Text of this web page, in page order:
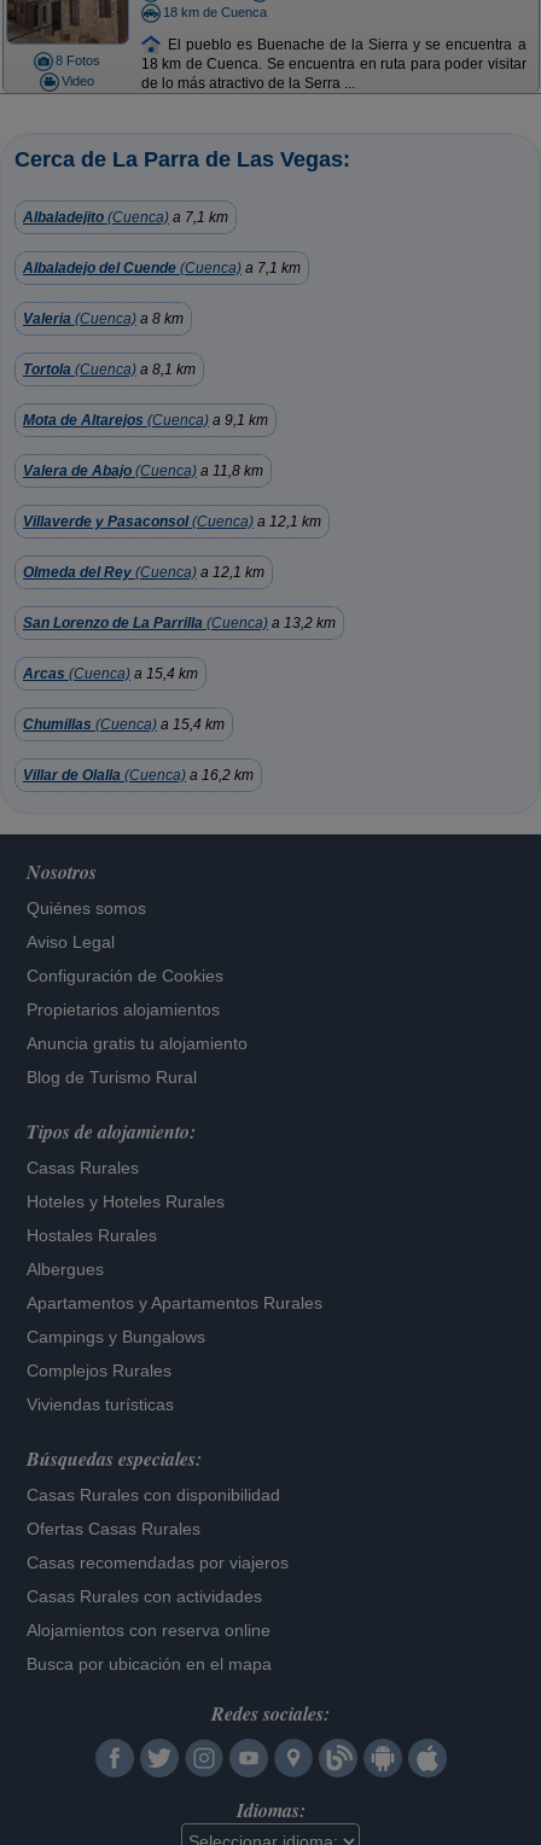
8 Fotos
Video
18 km de Cuenca
El pueblo es Buenache de la Sierra y se encuentra a
18 km de Cuenca. Se encuentra en ruta para poder visitar
de lo más atractivo de la Serra ...
Cerca de La Parra de Las Vegas:
Albaladejito (Cuenca) a 7,1 km
Albaladejo del Cuende (Cuenca) a 7,1 km
Valeria (Cuenca) a 8 km
Tortola (Cuenca) a 8,1 km
Mota de Altarejos (Cuenca) a 9,1 km
Valera de Abajo (Cuenca) a 11,8 km
Villaverde y Pasaconsol(Cuenca) a 12,1 km
Olmeda del Rey (Cuenca) a 12,1 km
San Lorenzo de La Parrilla (Cuenca) a 13,2 km
Arcas (Cuenca) a 15,4 km
Chumillas (Cuenca) a 15,4 km
Villar de Olalla (Cuenca) a 16,2 km
Nosotros
Quiénes somos
Aviso Legal
Configuración de Cookies
Propietarios alojamientos
Anuncia gratis tu alojamiento
Blog de Turismo Rural
Tipos de alojamiento:
Casas Rurales
Hoteles y Hoteles Rurales
Hostales Rurales
Albergues
Apartamentos yApartamentos Rurales
Campings y Bungalows
Complejos Rurales
Viviendas turísticas
Búsquedas especiales:
Casas Rurales con disponibilidad
Ofertas Casas Rurales
Casas recomendadas por viajeros
Casas Rurales con actividades
Alojamientos con reserva online
Busca por ubicación en el mapa
Redes sociales:
Idiomas: